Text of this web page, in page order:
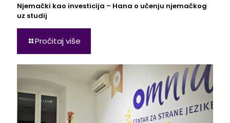
Njemački kao investicija – Hana o učenju njemačkog
uz studij
Pročitaj više